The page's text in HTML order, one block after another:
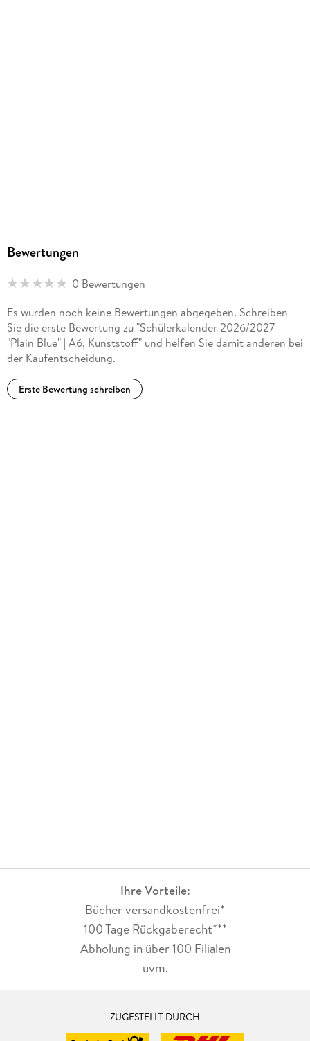
Bewertungen
0 Bewertungen
Es wurden noch keine Bewertungen abgegeben. Schreiben
Sie die erste Bewertung zu "Schülerkalender 2026/2027
"Plain Blue" | A6, Kunststoff" und helfen Sie damit anderen bei
der Kaufentscheidung.
Erste Bewertung schreiben
Ihre Vorteile:
Bücher versandkostenfrei*
100 Tage Rückgaberecht***
Abholung in über 100 Filialen
uvm.
ZUGESTELLT DURCH